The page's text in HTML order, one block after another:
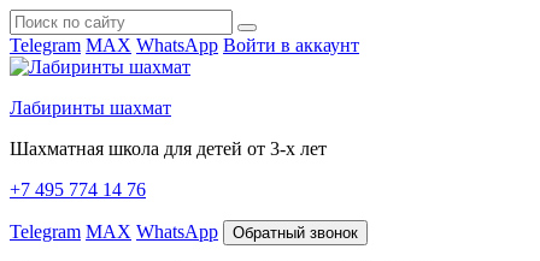
Telegram MAX WhatsApp Войти в аккаунт
Лабиринты шахмат
Шахматная школа для детей от 3-х лет
+7 495 774 14 76
Telegram MAX WhatsApp Обратный звонок